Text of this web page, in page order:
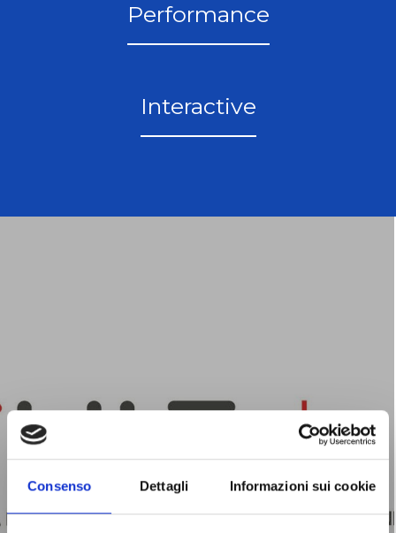
Consenso Dettagli Informazioni sui cookie
Performance
Interactive
Il premio speciale Bluefactor a Lilt